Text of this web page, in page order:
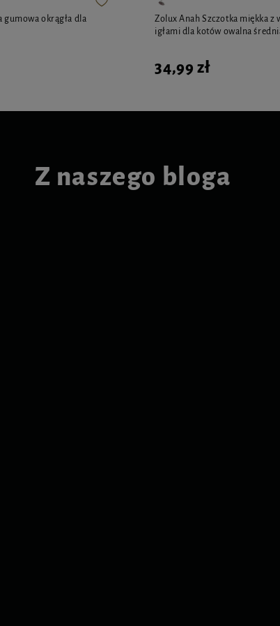
gumowa okrągła dla
Zolux Anah Szczotka miękka z
igłami dla kotów owalna
34,99 zł
Z naszego bloga